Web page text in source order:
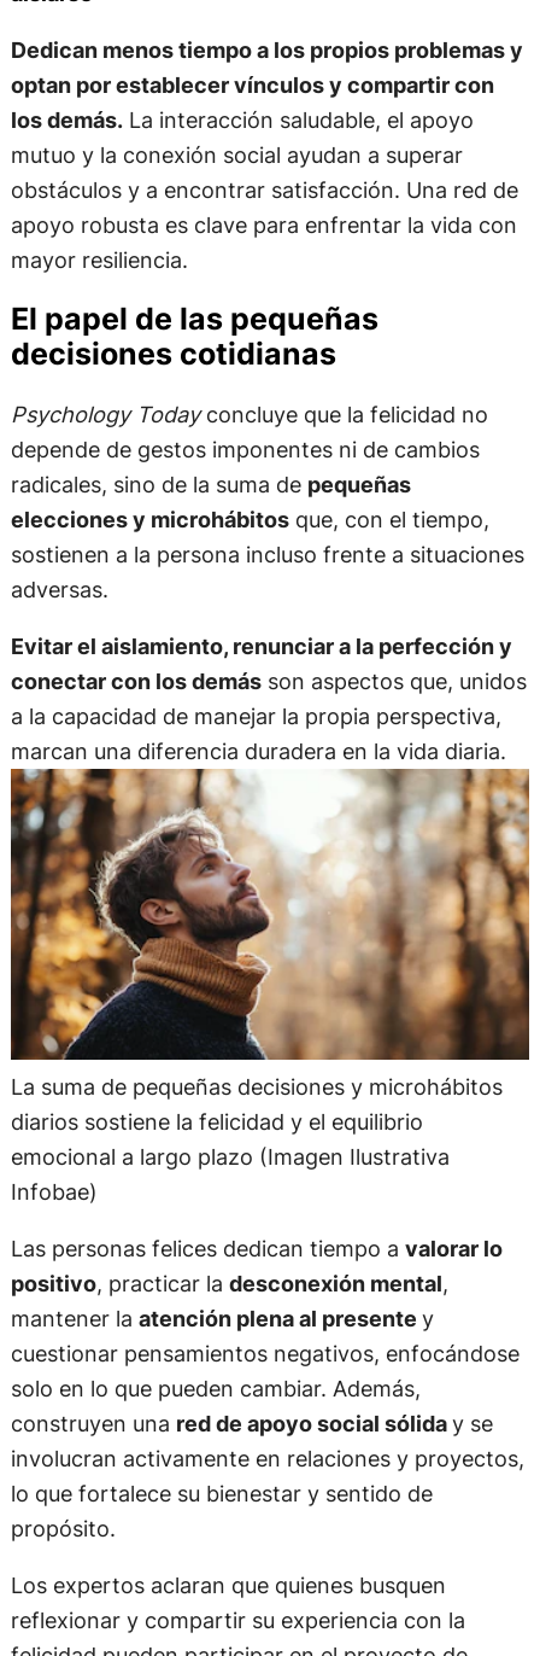
Dedican menos tiempo a los propios problemas y
optan por establecer vínculos y compartir con
los demás.La interacción saludable, el apoyo
mutuo y la conexión social ayudan a superar
obstáculos y a encontrar satisfacción. Una red de
apoyo robusta es clave para enfrentar la vida con
mayor resiliencia.
El papel de las pequeñas
decisiones cotidianas
Psychology Todayconcluye que la felicidad no
depende de gestos imponentes ni de cambios
radicales, sino de la suma de pequeñas
elecciones y microhábitosque, con el tiempo,
sostienen a la persona incluso frente a situaciones
adversas.
Evitar el aislamiento, renunciar a la perfección y
conectar con los demásson aspectos que, unidos
a la capacidad de manejar la propia perspectiva,
marcan una diferencia duradera en la vida diaria.
La suma de pequeñas decisiones y microhábitos
diarios sostiene la felicidad y el equilibrio
emocional a largo plazo (Imagen Ilustrativa
Infobae)
Las personas felices dedican tiempo a valorar lo
positivo, practicar la desconexión mental,
mantener la atención plena al presente y
cuestionar pensamientos negativos, enfocándose
solo en lo que pueden cambiar. Además,
construyen una red de apoyo social sóliday se
involucran activamente en relaciones y proyectos,
lo que fortalece su bienestar y sentido de
propósito.
Los expertos aclaran que quienes busquen
reflexionar y compartir su experiencia con la